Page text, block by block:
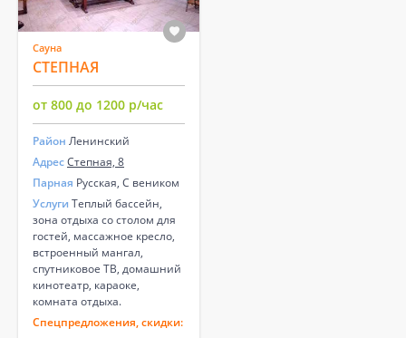
Сауна
СТЕПНАЯ
от 800 до 1200 р/час
Район Ленинский
АдресСтепная, 8
Парная Русская, С веником
Услуги Теплый бассейн,
зона отдыха со столом для
гостей, массажное кресло,
встроенный мангал,
спутниковое ТВ, домашний
кинотеатр, караоке,
комната отдыха.
Спецпредложения, скидки: